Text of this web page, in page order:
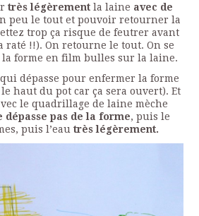
très légèrement la laine avec de
peu le tout et pouvoir retourner la
trop ça risque de feutrer avant
raté !!). On retourne le tout. On se
la forme en film bulles sur la laine.
dépasse pour enfermer la forme
haut du pot car ça sera ouvert). Et
le quadrillage de laine mèche
dépasse pas de la forme, puis le
puis l’eau très légèrement.